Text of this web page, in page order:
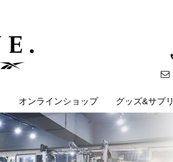
オンラインショップ グッズ&サプリ